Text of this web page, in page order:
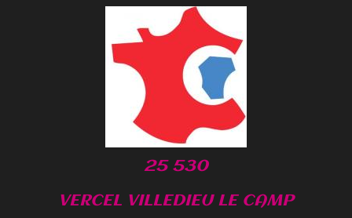
25 530
VERCEL VILLEDIEU LE CAMP